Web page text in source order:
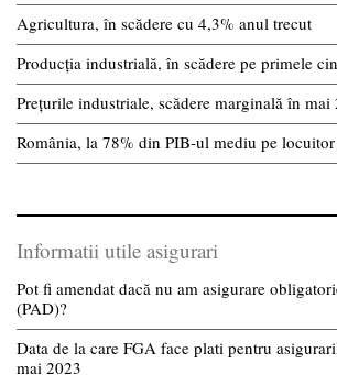
Agricultura, în scădere cu 4,3% anul trecut
Producția industrială, în scădere pe primele
Prețurile industriale, scădere marginală în mai
România, la 78% din PIB-ul mediu pe
Informatii utile asigurari
Pot fi amendat dacă nu am asigurare
(PAD)?
Data de la care FGA face plati pentru
mai 2023